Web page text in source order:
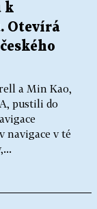
k
Otevírá
a Min Kao,
pustili do
navigace v té